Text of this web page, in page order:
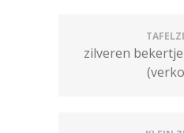
zilveren